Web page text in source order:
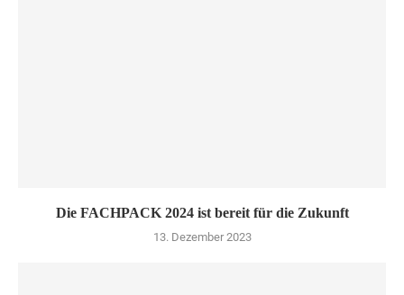
Die FACHPACK 2024 ist bereit für die Zukunft
13. Dezember 2023